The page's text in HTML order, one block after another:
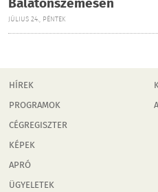
Balatonszemesen
JÚLIUS 24., PÉNTEK
HÍREK
PROGRAMOK
CÉGREGISZTER
KÉPEK
APRÓ
ÜGYELETEK